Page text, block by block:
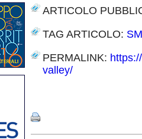
ARTICOLO
TAG ARTICOLO:
PERMALINK:
valley/